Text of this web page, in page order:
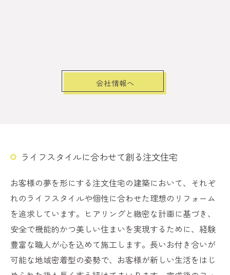
会社情報へ
ライフスタイルに合わせて創る注文住宅
お客様の夢を形にする注文住宅の建築において、それぞ
れのライフスタイルや個性に合わせた理想のリフォーム
を追求しています。ヒアリングと緻密な計画に基づき、
安全で機能的かつ美しい住まいを実現するために、経験
豊富な職人が心を込めて施工します。長いお付き合いが
可能な地域密着型の姿勢で、お客様が新しい生活をはじ